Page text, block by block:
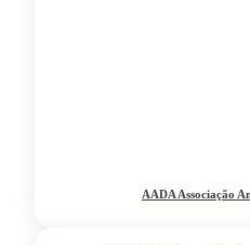
AADA Associação